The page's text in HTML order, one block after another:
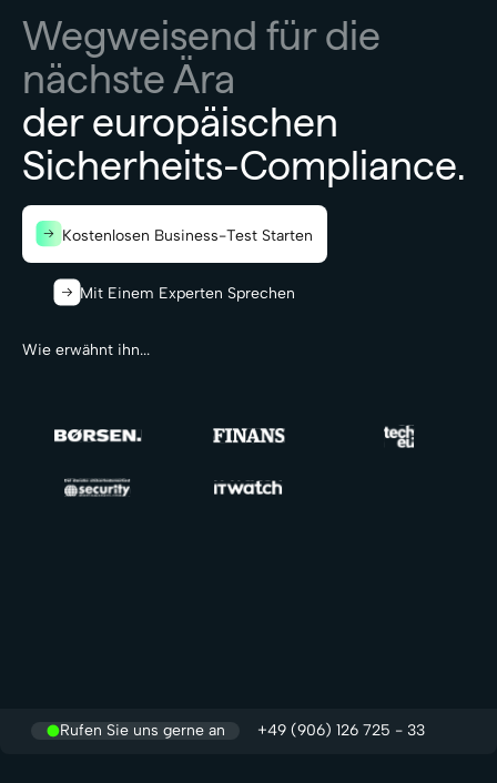
Wegweisend für die
nächste Ära
der europäischen
Sicherheits-Compliance.
Kostenlosen Business-Test Starten
Mit Einem Experten Sprechen
Wie erwähnt ihn...
Rufen Sie uns gerne an +49 (906) 126 725 - 33